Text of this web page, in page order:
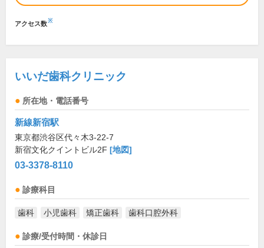
アクセス数※
いいだ歯科クリニック
所在地・電話番号
新線新宿駅
東京都渋谷区代々木3-22-7
新宿文化クイントビル2F [地図]
03-3378-8110
診療科目
歯科 小児歯科 矯正歯科 歯科口腔外科
診療/受付時間・休診日